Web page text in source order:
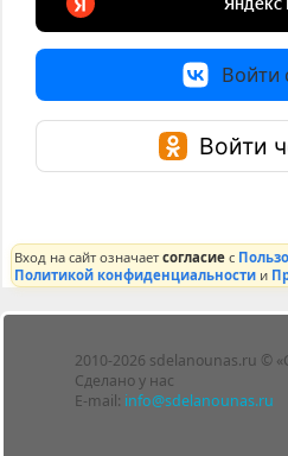
Войти
Войти
Вход на сайт означаетсогласие с
Политикой конфиденциальности и
2010-2026 sdelanounas.ru ©
Сделано у нас
E-mail: info@sdelanounas.ru
Блоги
Люди
Политика